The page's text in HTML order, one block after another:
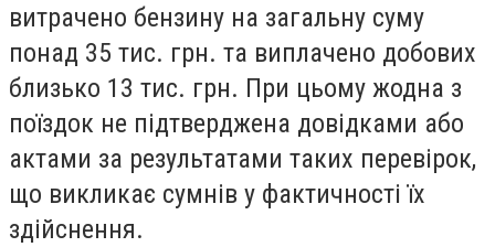
витрачено бензину на загальну суму
понад 35 тис. грн. та виплачено добових
близько 13 тис. грн. При цьому жодна з
поїздок не підтверджена довідками або
актами за результатами таких перевірок,
що викликає сумнів у фактичності їх
здійснення.